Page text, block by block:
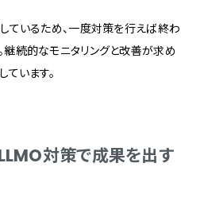
ているため、一度対策を行えば終わ
継続的なモニタリングと改善が求め
います。
対策で成果を出す